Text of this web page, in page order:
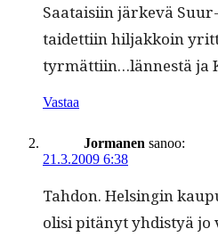
Saataisi­in järkevä
taidet­ti­in hil­jakkoin
tyrmättiin…lännestä ja
Vastaa
Jormanen sanoo:
21.3.2009 6:38
Tah­don. Helsin­gin
olisi pitänyt yhdis­tyä jo